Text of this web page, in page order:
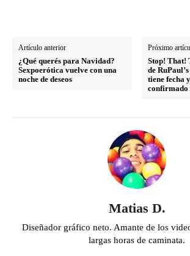
Artículo anterior
¿Qué querés para Navidad?
Sexpoerótica vuelve con una
noche de deseos
Próximo
Stop! That!
de
tiene fecha
confirmado
Matias D.
Diseñador gráfico neto. Amante de los
largas horas de caminata.